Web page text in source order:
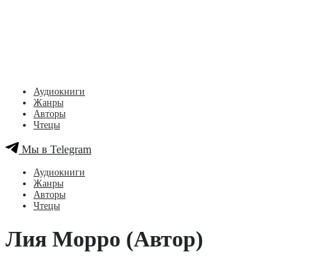
Аудиокниги
Жанры
Авторы
Чтецы
Мы в Telegram
Аудиокниги
Жанры
Авторы
Чтецы
Лия Морро (Автор)